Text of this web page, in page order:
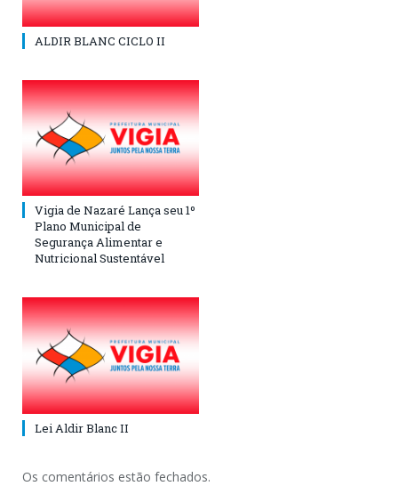
ALDIR BLANC CICLO II
Vigia de Nazaré Lança seu 1º
Plano Municipal de
Segurança Alimentar e
Nutricional Sustentável
Lei Aldir Blanc II
Os comentários estão fechados.